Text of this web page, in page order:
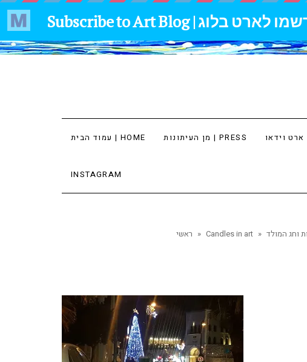
עמוד הבית | HOME מן העיתונות | PRESS
INSTAGRAM
ראשי » Candles in art »